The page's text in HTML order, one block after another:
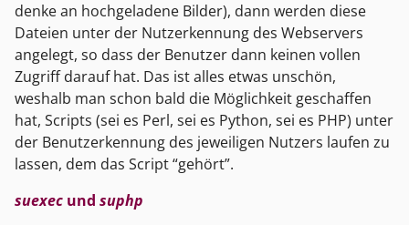
denke an hochgeladene Bilder), dann werden diese
Dateien unter der Nutzerkennung des Webservers
angelegt, so dass der Benutzer dann keinen vollen
Zugriff darauf hat. Das ist alles etwas unschön,
weshalb man schon bald die Möglichkeit geschaffen
hat, Scripts (sei es Perl, sei es Python, sei es PHP) unter
der Benutzerkennung des jeweiligen Nutzers laufen zu
lassen, dem das Script “gehört”.
suexec und suphp